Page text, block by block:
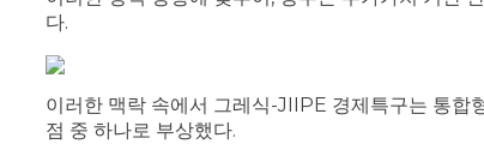
다.
이러한 맥락 속에서 그레식-JIIPE 경제특구는 통합
점 중 하나로 부상했다.